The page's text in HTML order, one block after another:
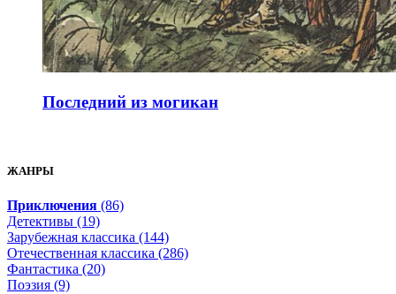
Последний из могикан
ЖАНРЫ
Приключения (86)
Детективы (19)
Зарубежная классика (144)
Отечественная классика (286)
Фантастика (20)
Поэзия (9)